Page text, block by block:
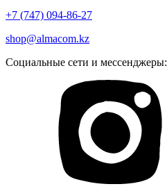
+7 (747) 094-86-27
shop@almacom.kz
Социальные сети и мессенджеры: